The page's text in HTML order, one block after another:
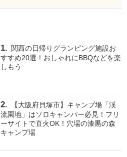
関西の日帰りグランピング施設お
すすめ20選！おしゃれにBBQなどを楽
しもう
【大阪府貝塚市】キャンプ場「渓
流園地」はソロキャンパー必見！フリ
ーサイトで直火OK！穴場の漆黒の森
キャンプ場